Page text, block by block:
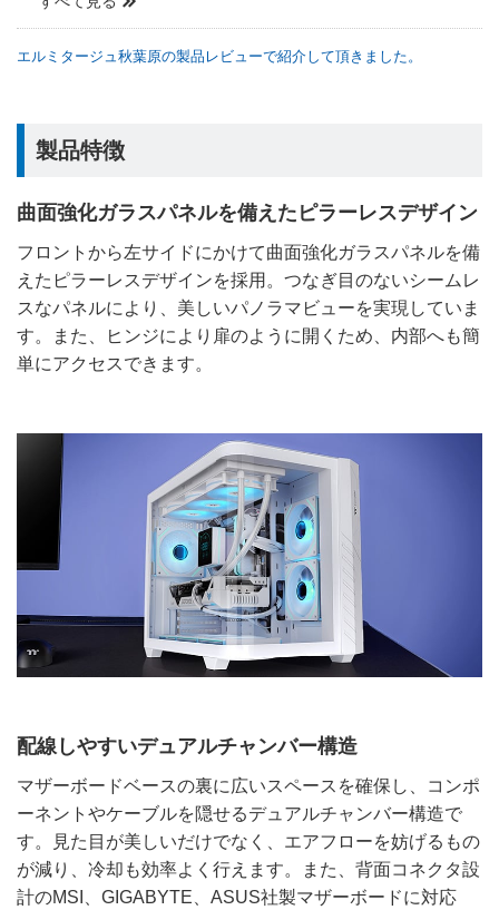
エルミタージュ秋葉原の製品レビューで紹介して頂きました。
製品特徴
曲面強化ガラスパネルを備えたピラーレスデザイン
フロントから左サイドにかけて曲面強化ガラスパネルを備
えたピラーレスデザインを採用。つなぎ目のないシームレ
スなパネルにより、美しいパノラマビューを実現していま
す。また、ヒンジにより扉のように開くため、内部へも簡
単にアクセスできます。
配線しやすいデュアルチャンバー構造
マザーボードベースの裏に広いスペースを確保し、コンポ
ーネントやケーブルを隠せるデュアルチャンバー構造で
す。見た目が美しいだけでなく、エアフローを妨げるもの
が減り、冷却も効率よく行えます。また、背面コネクタ設
計のMSI、GIGABYTE、ASUS社製マザーボードに対応